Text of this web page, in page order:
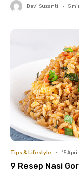
Devi Suzanti • 5
Tips & Lifestyle • 15
9 Resep Nasi